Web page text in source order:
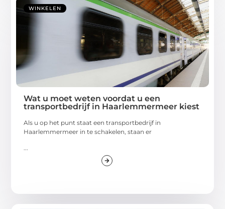
WINKELEN
Wat u moet weten voordat u een
transportbedrijf in Haarlemmermeer kiest
Als u op het punt staat een transportbedrijf in
Haarlemmermeer in te schakelen, staan er
...